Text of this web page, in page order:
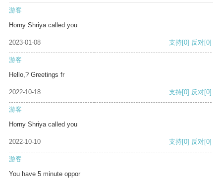
游客
Horny Shriya called you
2023-01-08 支持[0] 反对[0]
游客
Hello,? Greetings fr
2022-10-18 支持[0] 反对[0]
游客
Horny Shriya called you
2022-10-10 支持[0] 反对[0]
游客
You have 5 minute oppor